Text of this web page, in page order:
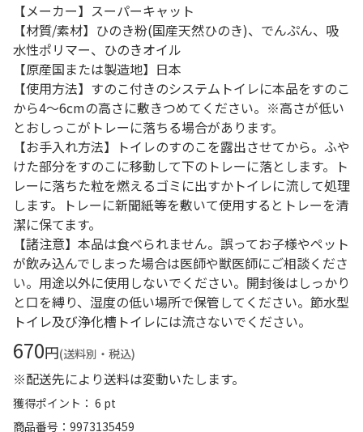
【メーカー】スーパーキャット
【材質/素材】ひのき粉(国産天然ひのき)、でんぷん、吸
水性ポリマー、ひのきオイル
【原産国または製造地】日本
【使用方法】すのこ付きのシステムトイレに本品をすのこ
から4～6cmの高さに敷きつめてください。※高さが低い
とおしっこがトレーに落ちる場合があります。
【お手入れ方法】トイレのすのこを露出させてから。ふや
けた部分をすのこに移動して下のトレーに落とします。ト
レーに落ちた粒を燃えるゴミに出すかトイレに流して処理
します。トレーに新聞紙等を敷いて使用するとトレーを清
潔に保てます。
【諸注意】本品は食べられません。誤ってお子様やペット
が飲み込んでしまった場合は医師や獣医師にご相談くださ
い。用途以外に使用しないでください。開封後はしっかり
と口を縛り、湿度の低い場所で保管してください。節水型
トイレ及び浄化槽トイレには流さないでください。
670円(送料別・税込)
※配送先により送料は変動いたします。
獲得ポイント： 6 pt
商品番号
9973135459